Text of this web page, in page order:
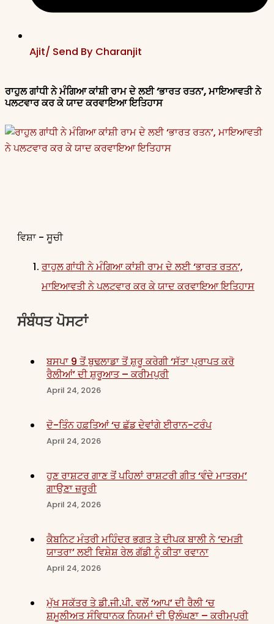
Ajit/ Send By Charanjit
ਰਾਹੁਲ ਗਾਂਧੀ ਨੇ ਮੰਗਿਆ ਕਾਂਸ਼ੀ ਰਾਮ ਦੇ ਲਈ ‘ਭਾਰਤ ਰਤਨ’, ਮਾਇਆਵਤੀ ਨੇ
ਪਲਟਵਾਰ ਕਰ ਕੇ ਯਾਦ ਕਰਵਾਇਆ ਇਤਿਹਾਸ
ਵਿਸ਼ਾ - ਸੂਚੀ
ਰਾਹੁਲ ਗਾਂਧੀ ਨੇ ਮੰਗਿਆ ਕਾਂਸ਼ੀ ਰਾਮ ਦੇ ਲਈ ‘ਭਾਰਤ ਰਤਨ’,
ਮਾਇਆਵਤੀ ਨੇ ਪਲਟਵਾਰ ਕਰ ਕੇ ਯਾਦ ਕਰਵਾਇਆ ਇਤਿਹਾਸ
ਸੰਬੰਧਤ ਪੋਸਟਾਂ
ਬਸਪਾ 9 ਤੋਂ ਬੁਢਲਾਡਾ ਤੋਂ ਸ਼ੁਰੂ ਕਰੇਗੀ ‘ਸੱਤਾ ਪ੍ਰਾਪਤ ਕਰੋ
ਰੈਲੀਆਂ’ ਦੀ ਸ਼ੁਰੂਆਤ – ਕਰੀਮਪੁਰੀ
April 24, 2026
ਦੋ-ਤਿੰਨ ਹਫ਼ਤਿਆਂ ‘ਚ ਛੱਡ ਦੇਵਾਂਗੇ ਈਰਾਨ-ਟਰੰਪ
April 24, 2026
ਹੁਣ ਰਾਸ਼ਟਰ ਗਾਣ ਤੋਂ ਪਹਿਲਾਂ ਰਾਸ਼ਟਰੀ ਗੀਤ ‘ਵੰਦੇ ਮਾਤਰਮ’
ਗਾਉਣਾ ਜ਼ਰੂਰੀ
April 24, 2026
ਕੈਬਨਿਟ ਮੰਤਰੀ ਮਹਿੰਦਰ ਭਗਤ ਤੇ ਦੀਪਕ ਬਾਲੀ ਨੇ ‘ਦਮੜੀ
ਯਾਤਰਾ’ ਲਈ ਵਿਸ਼ੇਸ਼ ਰੇਲ ਗੱਡੀ ਨੂੰ ਕੀਤਾ ਰਵਾਨਾ
April 24, 2026
ਮੁੱਖ ਸਕੱਤਰ ਤੇ ਡੀ.ਜੀ.ਪੀ. ਵਲੋਂ ‘ਆਪ’ ਦੀ ਰੈਲੀ ‘ਚ
ਸ਼ਮੂਲੀਅਤ ਸੰਵਿਧਾਨਕ ਨਿਯਮਾਂ ਦੀ ਉਲੰਘਣਾ – ਕਰੀਮਪੁਰੀ